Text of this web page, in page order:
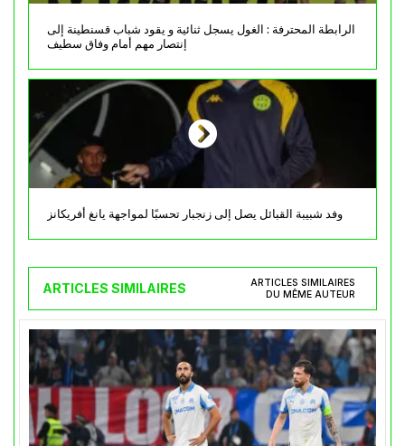
الرابطة المحترفة : الغول يسجل ثنائية و يقود شباب قسنطينة إلى
إنتصار مهم أمام وفاق سطيف
وفد شبيبة القبائل يصل إلى زنجبار تحسبًا لمواجهة يانغ أفريكانز
ARTICLES SIMILAIRES
ARTICLES SIMILAIRES
DU MÊME AUTEUR